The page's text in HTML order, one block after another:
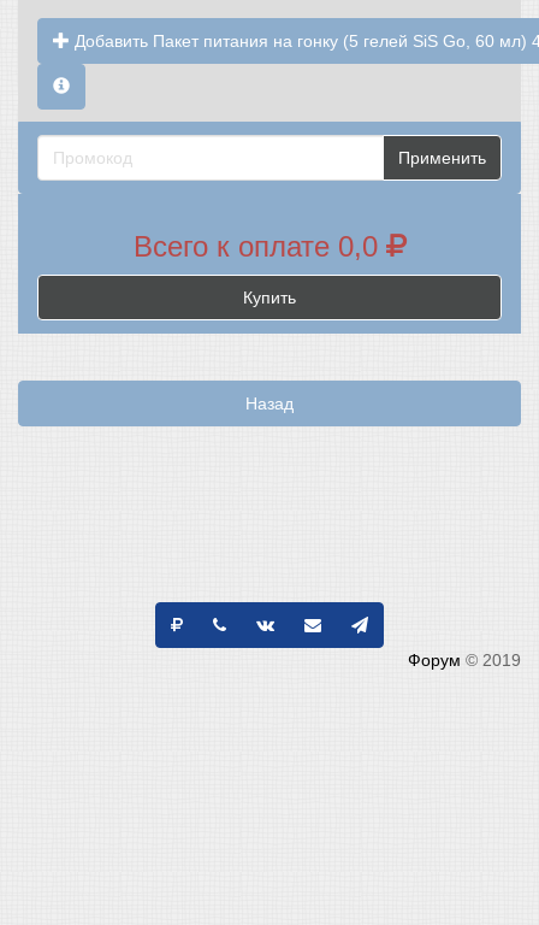
Добавить Пакет питания на гонку (5 гелей SiS Go, 60
Применить
Всего к оплате 0,0
Купить
Назад
Форум © 2019